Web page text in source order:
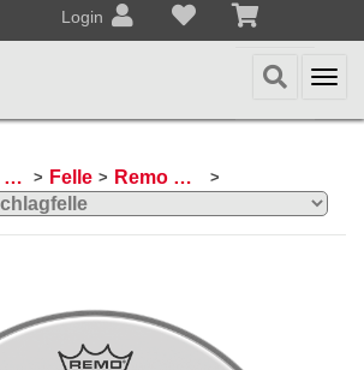
Login
Drums & Percussion > Felle > Remo Schlagzeugfelle >